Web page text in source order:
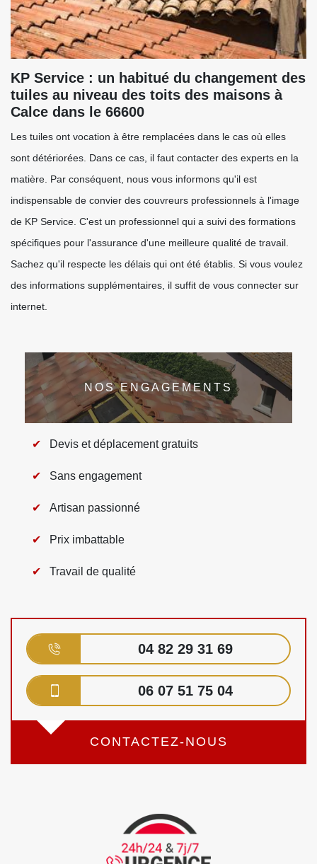
KP Service : un habitué du changement des
tuiles au niveau des toits des maisons à
Calce dans le 66600
Les tuiles ont vocation à être remplacées dans le cas où elles
sont détériorées. Dans ce cas, il faut contacter des experts en la
matière. Par conséquent, nous vous informons qu'il est
indispensable de convier des couvreurs professionnels à l'image
de KP Service. C'est un professionnel qui a suivi des formations
spécifiques pour l'assurance d'une meilleure qualité de travail.
Sachez qu'il respecte les délais qui ont été établis. Si vous voulez
des informations supplémentaires, il suffit de vous connecter sur
internet.
NOS ENGAGEMENTS
Devis et déplacement gratuits
Sans engagement
Artisan passionné
Prix imbattable
Travail de qualité
04 82 29 31 69
06 07 51 75 04
CONTACTEZ-NOUS